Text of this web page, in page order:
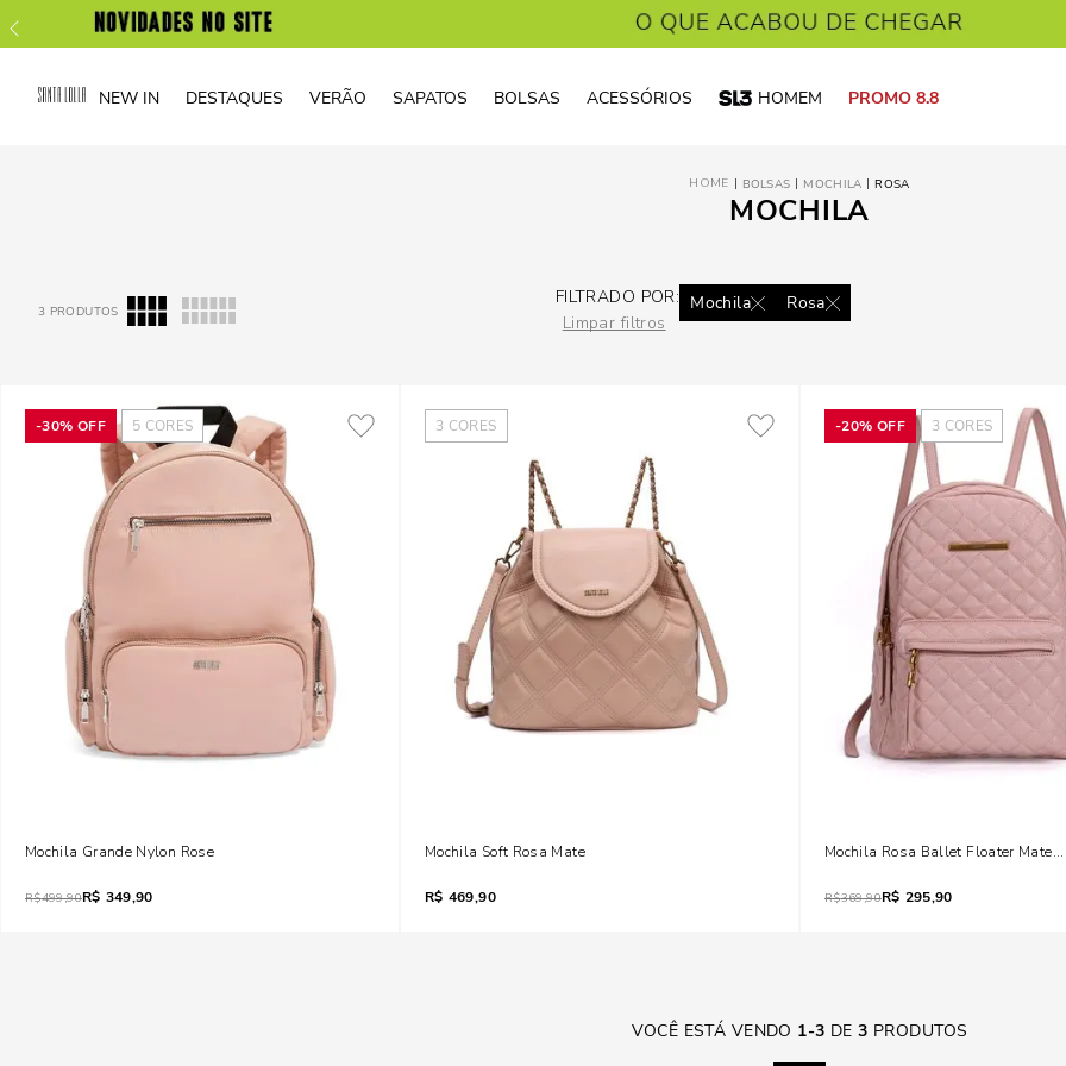
NEW IN DESTAQUES VERÃO SAPATOS BOLSAS ACESSÓRIOS HOMEM PROMO 8.8
BOLSAS MOCHILA ROSA
MOCHILA
3 PRODUTOS
FILTRADO POR:
Limpar filtros
Mochila Rosa
-30% OFF 5 CORES
Mochila Grande Nylon Rose
R$499,90R$ 349,90
3 CORES
Mochila Soft Rosa Mate
R$ 469,90
-20% OFF 3 CORES
Mochila Rosa Ballet Floater
R$369,90R$ 295,90
VOCÊ ESTÁ VENDO 1-3 DE3 PRODUTOS